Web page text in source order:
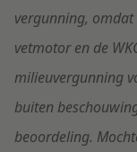
vergunning,
vetmotor en de
milieuvergunning
buiten
beoordeling.